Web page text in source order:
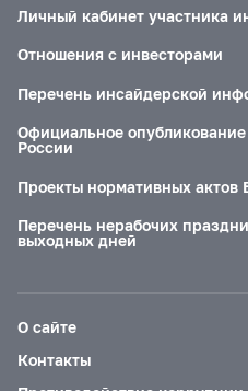
Личный кабинет участника
Отношения с инвесторами
Перечень инсайдерской
Официальное
России
Проекты нормативных актов
Перечень нерабочих
выходных дней
О сайте
Контакты